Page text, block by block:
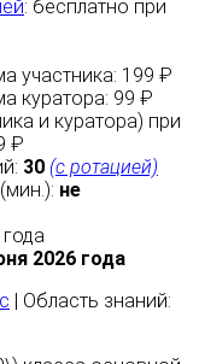
: бесплатно при
участника: 199 ₽
куратора: 99 ₽
и куратора) при
₽
30 (с ротацией)
не
2026 года
| Область знаний: